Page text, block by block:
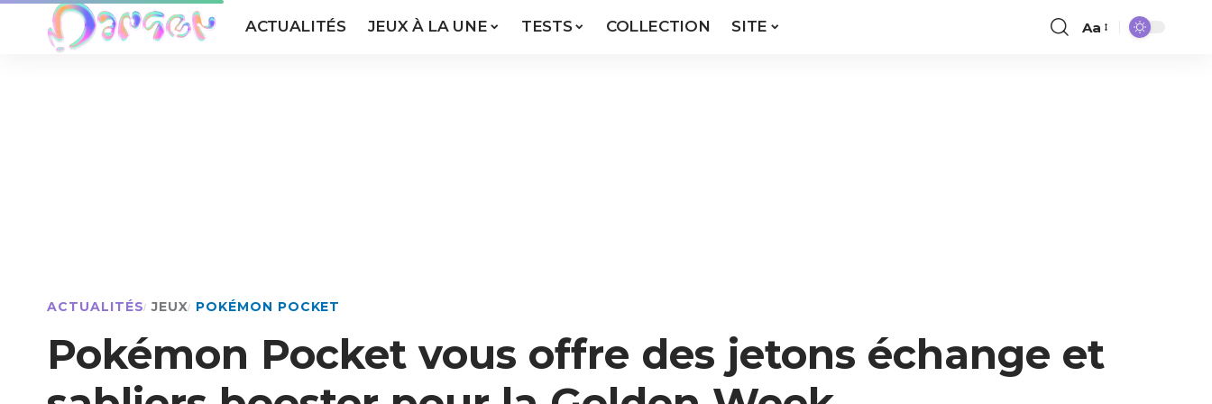
ACTUALITÉS JEUX À LA UNE TESTS COLLECTION SITE Aa
ACTUALITÉS JEUX POKÉMON POCKET
Pokémon Pocket vous offre des jetons échange et